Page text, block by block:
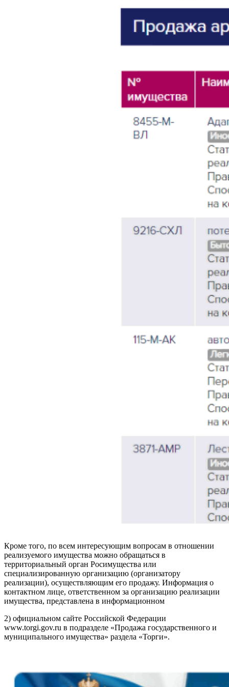
Кроме того, по всем интересующим вопросам в отношении
реализуемого имущества можно обращаться в
территориальный орган Росимущества или
специализированную организацию (организатору
реализации), осуществляющим его продажу. Информация о
контактном лице, ответственном за организацию реализации
имущества, представлена в информационном
2) официальном сайте Российской Федерации
www.torgi.gov.ru в подразделе «Продажа государственного и
муниципального имущества» раздела «Торги».